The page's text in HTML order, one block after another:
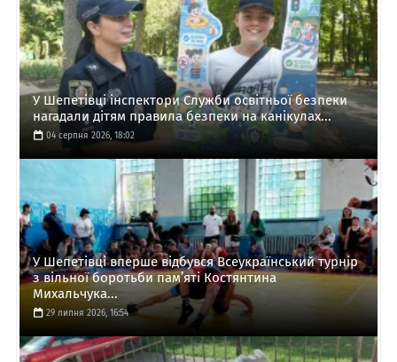
У Шепетівці інспектори Служби освітньої безпеки
нагадали дітям правила безпеки на канікулах...
04 серпня 2026, 18:02
У Шепетівці вперше відбувся Всеукраїнський турнір
з вільної боротьби пам’яті Костянтина
Михальчука...
29 липня 2026, 16:54